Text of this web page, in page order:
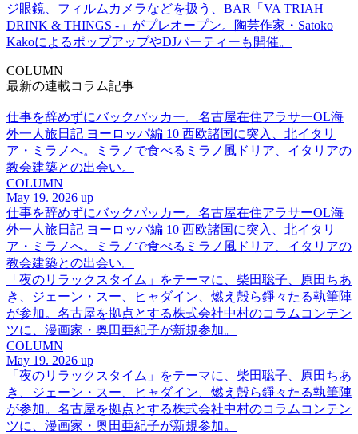
ジ眼鏡、フィルムカメラなどを扱う、BAR「VA TRIAH –
DRINK & THINGS -」がプレオープン。陶芸作家・Satoko
KakoによるポップアップやDJパーティーも開催。
COLUMN
最新の連載コラム記事
仕事を辞めずにバックパッカー。名古屋在住アラサーOL海
外一人旅日記 ヨーロッパ編 10 西欧諸国に突入、北イタリ
ア・ミラノへ。ミラノで食べるミラノ風ドリア、イタリアの
教会建築との出会い。
COLUMN
May 19. 2026 up
仕事を辞めずにバックパッカー。名古屋在住アラサーOL海
外一人旅日記 ヨーロッパ編 10 西欧諸国に突入、北イタリ
ア・ミラノへ。ミラノで食べるミラノ風ドリア、イタリアの
教会建築との出会い。
「夜のリラックスタイム」をテーマに、柴田聡子、原田ちあ
き、ジェーン・スー、ヒャダイン、燃え殻ら錚々たる執筆陣
が参加。名古屋を拠点とする株式会社中村のコラムコンテン
ツに、漫画家・奥田亜紀子が新規参加。
COLUMN
May 19. 2026 up
「夜のリラックスタイム」をテーマに、柴田聡子、原田ちあ
き、ジェーン・スー、ヒャダイン、燃え殻ら錚々たる執筆陣
が参加。名古屋を拠点とする株式会社中村のコラムコンテン
ツに、漫画家・奥田亜紀子が新規参加。